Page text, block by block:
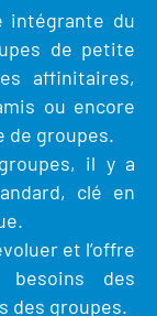
intégrante du
de petite
affinitaires,
ou encore
de groupes.
il y a
clé en
et l’offre
des
des groupes.